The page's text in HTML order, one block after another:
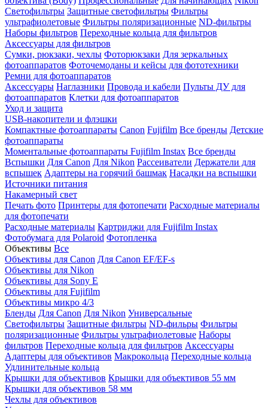
Светофильтры Защитные светофильтры Фильтры
ультрафиолетовые Фильтры поляризационные ND-фильтры
Наборы фильтров Переходные кольца для фильтров
Аксессуары для фильтров
Сумки, рюкзаки, чехлы Фоторюкзаки Для зеркальных
фотоаппаратов Фоточемоданы и кейсы для фототехники
Ремни для фотоаппаратов
Аксессуары Наглазники Провода и кабели Пульты ДУ для
фотоаппаратов Клетки для фотоаппаратов
Уход и защита
USB-накопители и флэшки
Компактные фотоаппараты Canon Fujifilm Все бренды Детские
фотоаппараты
Моментальные фотоаппараты Fujifilm Instax Все бренды
Вспышки Для Canon Для Nikon Рассеиватели Держатели для
вспышек Адаптеры на горячий башмак Насадки на вспышки
Источники питания
Накамерный свет
Печать фото Принтеры для фотопечати Расходные материалы
для фотопечати
Расходные материалы Картриджи для Fujifilm Instax
Фотобумага для Polaroid Фотопленка
Объективы Все
Объективы для Canon Для Canon EF/EF-s
Объективы для Nikon
Объективы для Sony E
Объективы для Fujifilm
Объективы микро 4/3
Бленды Для Canon Для Nikon Универсальные
Светофильтры Защитные фильтры ND-фильры Фильтры
поляризационные Фильтры ультрафиолетовые Наборы
фильтров Переходные кольца для фильтров Аксессуары
Адаптеры для объективов Макрокольца Переходные кольца
Удлинительные кольца
Крышки для объективов Крышки для объективов 55 мм
Крышки для объективов 58 мм
Чехлы для объективов